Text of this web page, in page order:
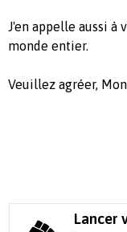
J'en appelle aussi à
monde entier.
Veuillez agréer,
Lancer